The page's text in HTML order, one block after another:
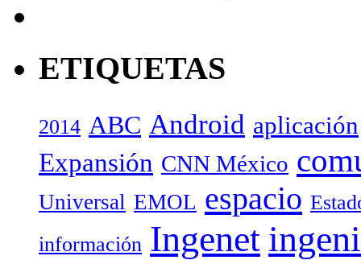
ETIQUETAS
2014 ABC Android aplicación
Expansión CNN México
Universal EMOL espacio
información Ingenet